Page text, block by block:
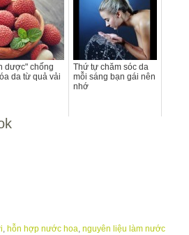
dược" chống
da từ quả vải
Thứ tự chăm sóc da
mỗi sáng bạn gái nên
nhớ
hỗn hợp nước hoa nguyên liệu làm nước